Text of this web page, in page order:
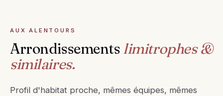
AUX ALENTOURS
Arrondissements limitrophes &
similaires.
Profil d'habitat proche, mêmes équipes, mêmes